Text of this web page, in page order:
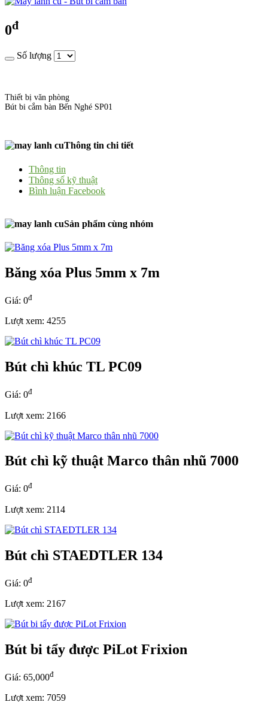
0đ
Số lượng
Thiết bị văn phòng
Bút bi cắm bàn Bến Nghé SP01
Thông tin chi tiết
Thông tin
Thông số kỹ thuật
Bình luận Facebook
Sản phẩm cùng nhóm
Băng xóa Plus 5mm x 7m
Giá: 0đ
Lượt xem: 4255
Bút chì khúc TL PC09
Giá: 0đ
Lượt xem: 2166
Bút chì kỹ thuật Marco thân nhũ 7000
Giá: 0đ
Lượt xem: 2114
Bút chì STAEDTLER 134
Giá: 0đ
Lượt xem: 2167
Bút bi tẩy được PiLot Frixion
Giá: 65,000đ
Lượt xem: 7059